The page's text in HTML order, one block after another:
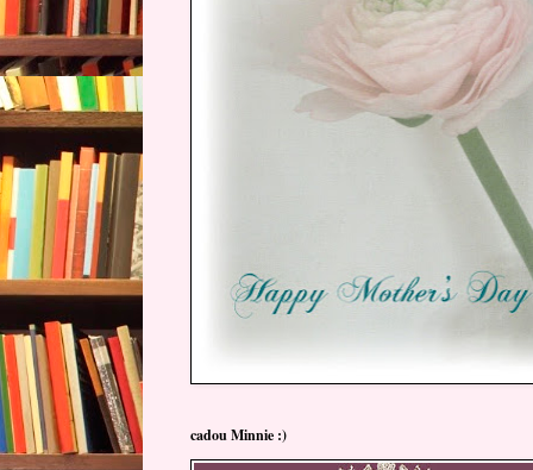
cadou Minnie :)